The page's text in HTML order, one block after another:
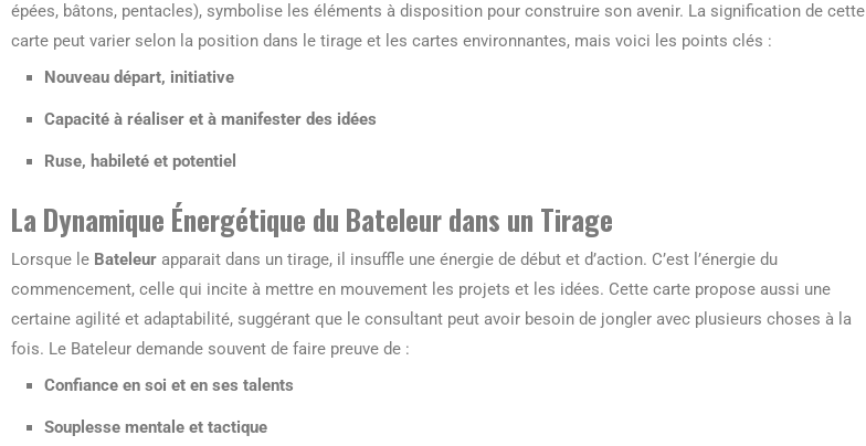
épées, bâtons, pentacles), symbolise les éléments à disposition pour construire son avenir. La signification de cette
carte peut varier selon la position dans le tirage et les cartes environnantes, mais voici les points clés :
Nouveau départ, initiative
Capacité à réaliser et à manifester des idées
Ruse, habileté et potentiel
La Dynamique Énergétique du Bateleur dans un Tirage
Lorsque le Bateleur apparait dans un tirage, il insuffle une énergie de début et d’action. C’est l’énergie du
commencement, celle qui incite à mettre en mouvement les projets et les idées. Cette carte propose aussi une
certaine agilité et adaptabilité, suggérant que le consultant peut avoir besoin de jongler avec plusieurs choses à la
fois. Le Bateleur demande souvent de faire preuve de :
Confiance en soi et en ses talents
Souplesse mentale et tactique